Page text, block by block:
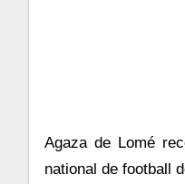
Agaza de Lomé
national de football